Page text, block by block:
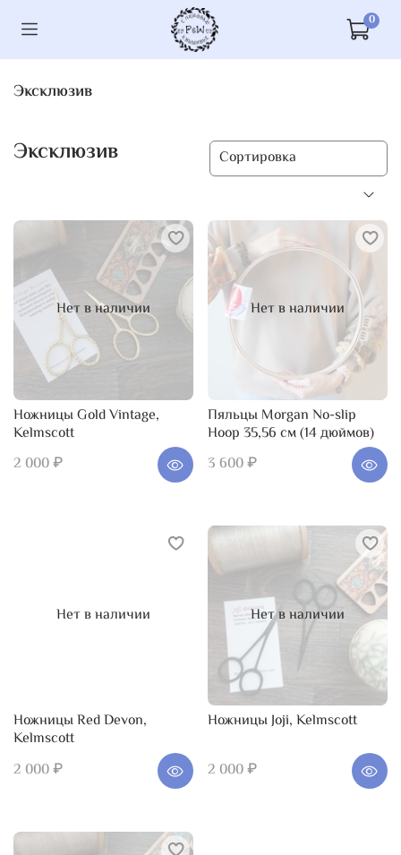
0
Эксклюзив
Эксклюзив
Нет в наличии
Ножницы Gold Vintage,
Kelmscott
2 000 ₽
Нет в наличии
Пяльцы Morgan No-slip
Hoop 35,56 см (14 дюймов)
3 600 ₽
Нет в наличии
Ножницы Red Devon,
Kelmscott
2 000 ₽
Нет в наличии
Ножницы Joji, Kelmscott
2 000 ₽